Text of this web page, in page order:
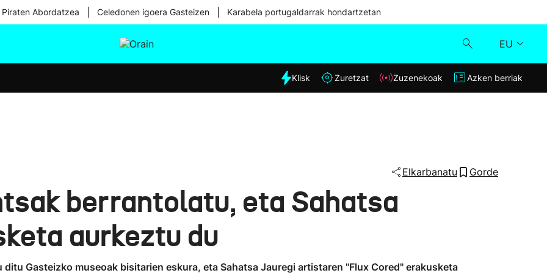
Abordatzea Celedonen igoera Gasteizen Karabela portugaldarrak hondartzetan
EU
Eguraldia
Klisk
Klisk Zuretzat Zuzenekoak Azken berriak
Elkarbanatu Gorde
berrantolatu, eta Sahatsa
aurkeztu du
Gasteizko museoak bisitarien eskura, eta Sahatsa Jauregi artistaren "Flux Cored" erakusketa